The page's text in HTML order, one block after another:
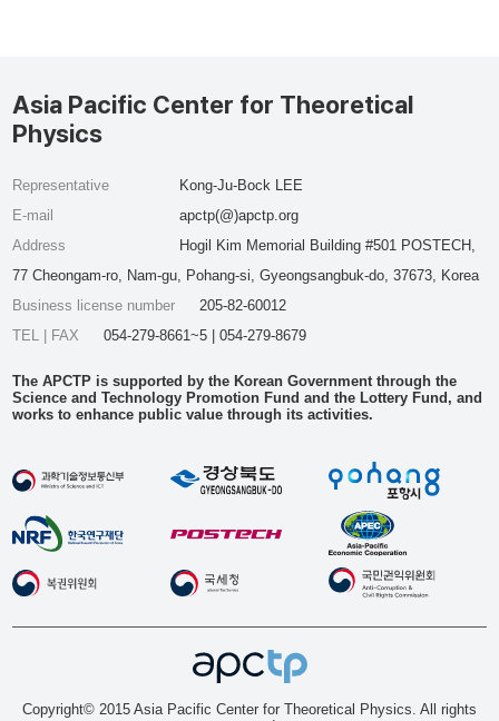
Asia Pacific Center for Theoretical
Physics
Representative
Kong-Ju-Bock LEE
E-mail
apctp(@)apctp.org
Address
Hogil Kim Memorial Building #501 POSTECH,
77 Cheongam-ro, Nam-gu, Pohang-si, Gyeongsangbuk-do, 37673, Korea
Business license number
205-82-60012
TEL | FAX
054-279-8661~5 | 054-279-8679
The APCTP is supported by the Korean Government through the
Science and Technology Promotion Fund and the Lottery Fund, and
works to enhance public value through its activities.
Copyright© 2015 Asia Pacific Center for Theoretical Physics. All rights